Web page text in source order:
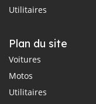
Utilitaires
Plan du site
Voitures
Motos
Utilitaires